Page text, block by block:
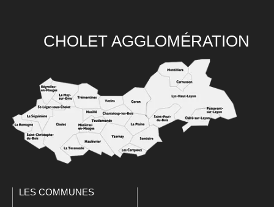
CHOLET AGGLOMÉRATION
LES COMMUNES